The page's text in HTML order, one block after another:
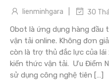
lienminhgara 30
Obot là ứng dụng hàng đầu
vận tải online. Không đơn
còn là trợ thủ đắc lực của
kiến thức vận tải. Ưu Điểm
sử dụng công nghệ tiên […]